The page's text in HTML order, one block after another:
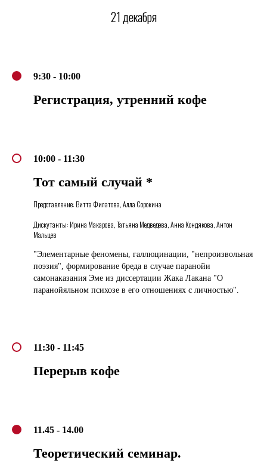
21 декабря
9:30 - 10:00
Регистрация, утренний кофе
10:00 - 11:30
Тот самый случай *
Представление: Витта Филатова, Алла Сорокина
Дискутанты: Ирина Макарова, Татьяна Медведева, Анна Кондякова, Антон
Мальцев
"Элементарные феномены, галлюцинации, "непроизвольная
поэзия", формирование бреда в случае паранойи
самонаказания Эме из диссертации Жака Лакана "О
паранойяльном психозе в его отношениях с личностью".
11:30 - 11:45
Перерыв кофе
11.45 - 14.00
Теоретический семинар.